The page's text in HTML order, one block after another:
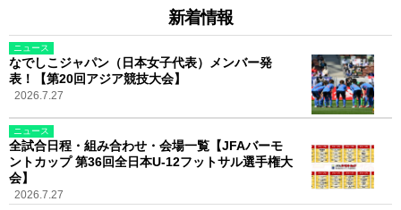
新着情報
ニュース
なでしこジャパン（日本女子代表）メンバー発
表！【第20回アジア競技大会】
2026.7.27
ニュース
全試合日程・組み合わせ・会場一覧【JFAバーモ
ントカップ 第36回全日本U-12フットサル選手権大
会】
2026.7.27